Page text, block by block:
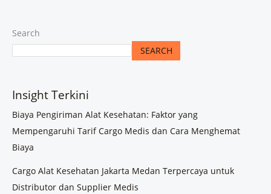
Search
SEARCH
Insight Terkini
Biaya Pengiriman Alat Kesehatan: Faktor yang
Mempengaruhi Tarif Cargo Medis dan Cara Menghemat
Biaya
Cargo Alat Kesehatan Jakarta Medan Terpercaya untuk
Distributor dan Supplier Medis